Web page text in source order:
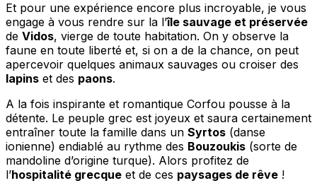
Et pour une expérience encore plus incroyable, je vous
engage à vous rendre sur la l’île sauvage et préservée
de Vidos, vierge de toute habitation. On y observe la
faune en toute liberté et, si on a de la chance, on peut
apercevoir quelques animaux sauvages ou croiser des
lapins et des paons.
A la fois inspirante et romantique Corfou pousse à la
détente. Le peuple grec est joyeux et saura certainement
entraîner toute la famille dans un Syrtos (danse
ionienne) endiablé au rythme des Bouzoukis (sorte de
mandoline d’origine turque). Alors profitez de
l’hospitalité grecque et de ces paysages de rêve !